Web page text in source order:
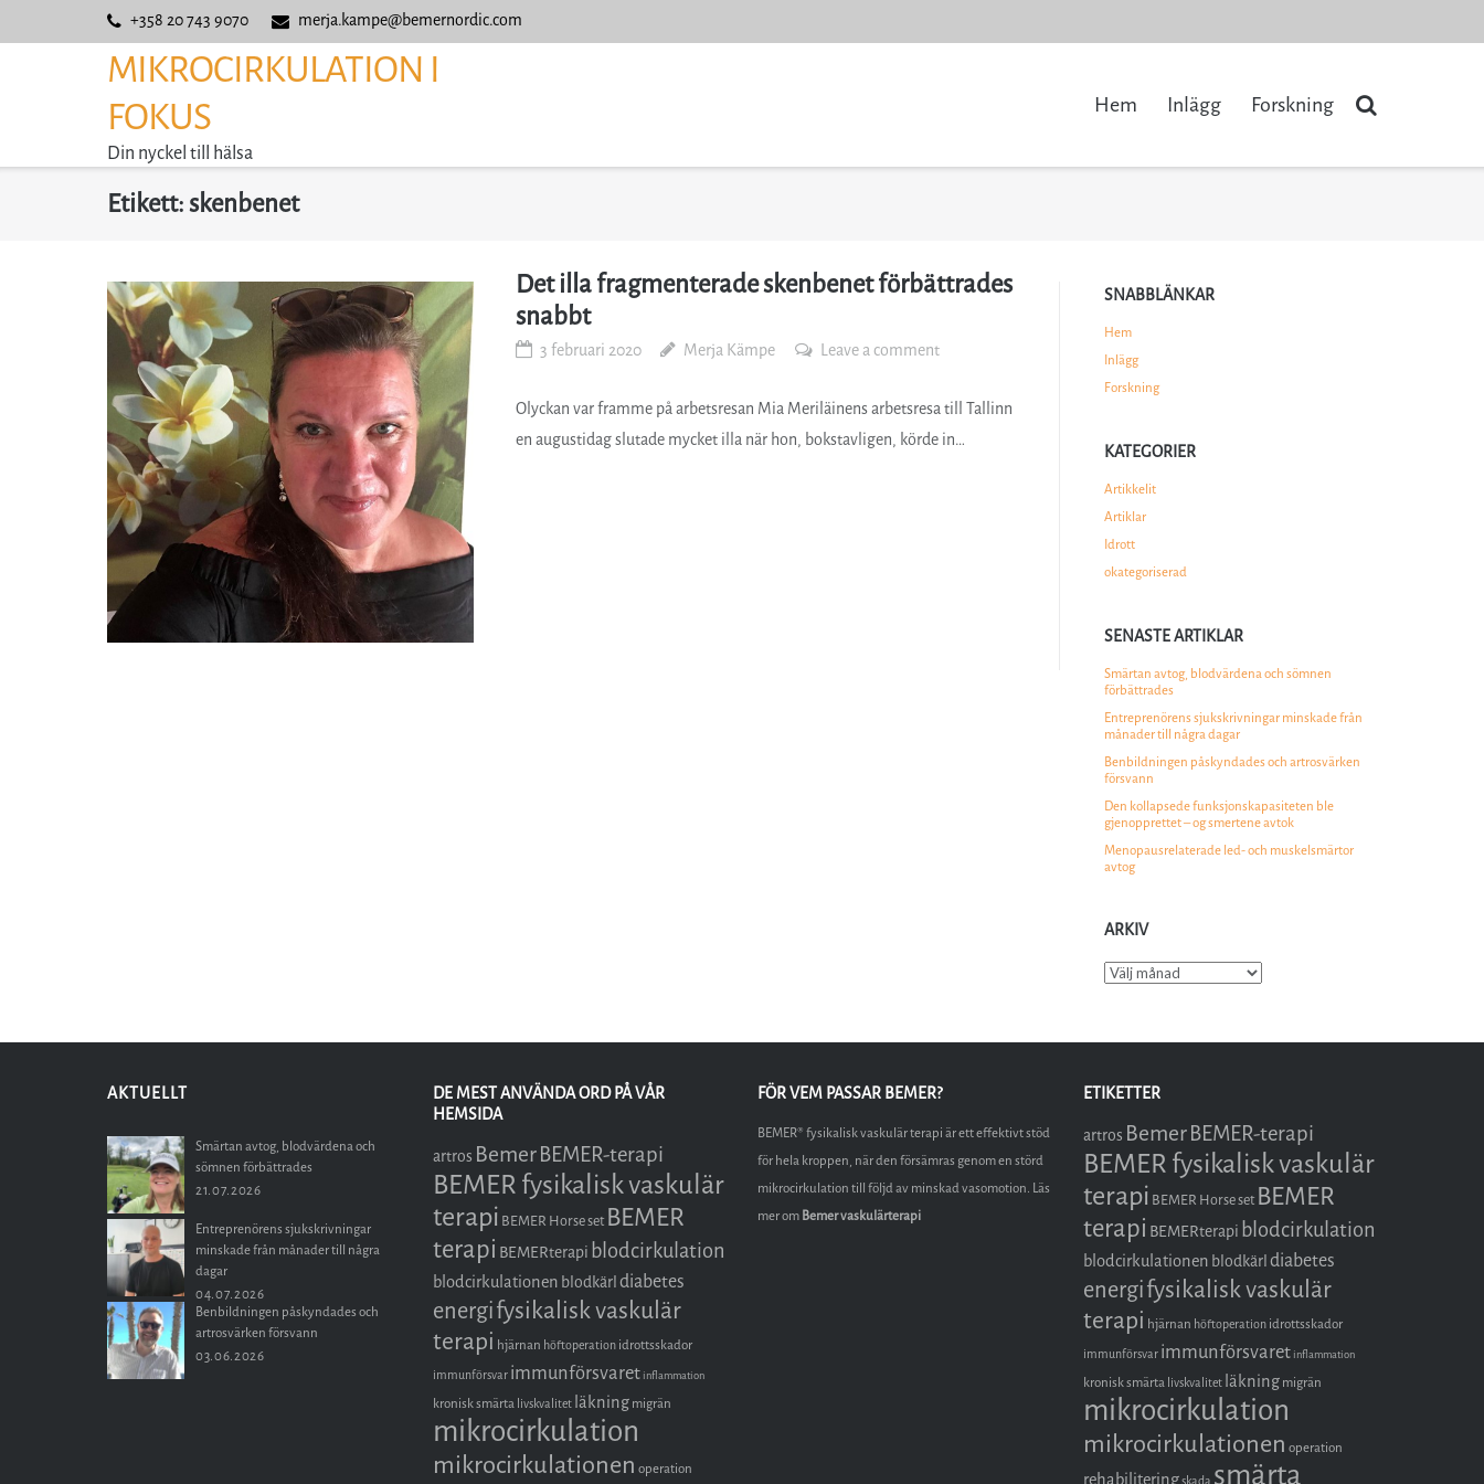
+358 20 743 9070 merja.kampe@bemernordic.com
MIKROCIRKULATION I
FOKUS
Din nyckel till hälsa
Hem Inlägg Forskning
Etikett:skenbenet
Det illa fragmenterade skenbenet förbättrades
snabbt
3 februari 2020 Merja Kämpe Leave a comment
Olyckan var framme på arbetsresan Mia Meriläinens arbetsresa till Tallinn
en augustidag slutade mycket illa när hon, bokstavligen, körde in…
SNABBLÄNKAR
Hem
Inlägg
Forskning
KATEGORIER
Artikkelit
Artiklar
Idrott
okategoriserad
SENASTE ARTIKLAR
Smärtan avtog, blodvärdena och sömnen
förbättrades
Entreprenörens sjukskrivningar minskade från
månader till några dagar
Benbildningen påskyndades och artrosvärken
försvann
Den kollapsede funksjonskapasiteten ble
gjenopprettet – og smertene avtok
Menopausrelaterade led- och muskelsmärtor
avtog
ARKIV
Arkiv
AKTUELLT
Smärtan avtog, blodvärdena och
sömnen förbättrades
21.07.2026
Entreprenörens sjukskrivningar
minskade från månader till några
dagar
04.07.2026
Benbildningen påskyndades och
artrosvärken försvann
03.06.2026
DE MEST ANVÄNDA ORD PÅ VÅR
HEMSIDA
artros BemerBEMER-terapi
BEMER fysikalisk vaskulär
terapi BEMER Horse set BEMER
terapi BEMERterapi blodcirkulation
blodcirkulationen blodkärldiabetes
energifysikalisk vaskulär
terapi hjärnan höftoperation idrottsskador
immunförsvar immunförsvaret inflammation
kronisk smärta livskvalitet läkning migrän
mikrocirkulation
mikrocirkulationen operation
FÖR VEM PASSAR BEMER?
BEMER® fysikalisk vaskulär terapi är ett effektivt stöd
för hela kroppen, när den försämras genom en störd
mikrocirkulation till följd av minskad vasomotion. Läs
mer omBemer vaskulärterapi
ETIKETTER
artros BemerBEMER-terapi
BEMER fysikalisk vaskulär
terapi BEMER Horse set BEMER
terapi BEMERterapi blodcirkulation
blodcirkulationen blodkärldiabetes
energifysikalisk vaskulär
terapi hjärnan höftoperation idrottsskador
immunförsvar immunförsvaret inflammation
kronisk smärta livskvalitet läkningmigrän
mikrocirkulation
mikrocirkulationen operation
smärta